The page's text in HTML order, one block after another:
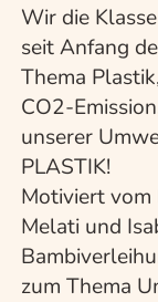
Wir die
seit Anfang
Thema
CO2-
unserer
PLASTIK!
Motiviert vom
Melati und
zum Thema